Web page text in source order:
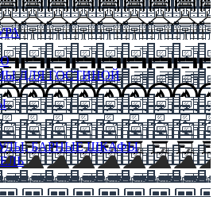
ДЛЯ ГОСТИНОЙ
БАРНЫЕ ШКАФЫ